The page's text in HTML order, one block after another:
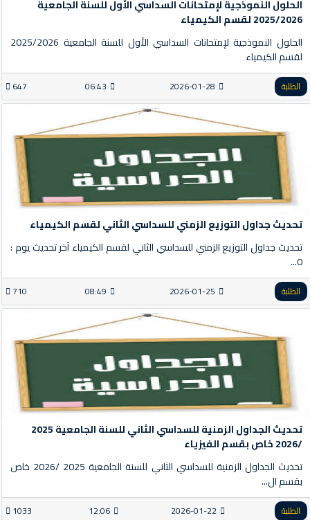
الحلول النموذجية لإمتحانات السداسي الأول للسنة الجامعية
2025/2026 لقسم الكيمياء
الحلول النموذجية لإمتحانات السداسي الأول للسنة الجامعية 2025/2026
لقسم الكيمياء
الطلبة 2026-01-28
06:43
647
تحديث جداول التوزيع الزمني للسداسي الثاني لقسم الكيمياء
تحديث جداول التوزيع الزمني للسداسي الثاني لقسم الكيمياء آخر تحديث يوم :
0...
الطلبة 2026-01-25
08:49
710
تحديث الجداول الزمنية للسداسي الثاني للسنة الجامعية 2025
/2026 خاص بقسم الفيزياء
تحديث الجداول الزمنية للسداسي الثاني للسنة الجامعية 2025 /2026 خاص
بقسم ال...
الطلبة 2026-01-22
12:06
1033